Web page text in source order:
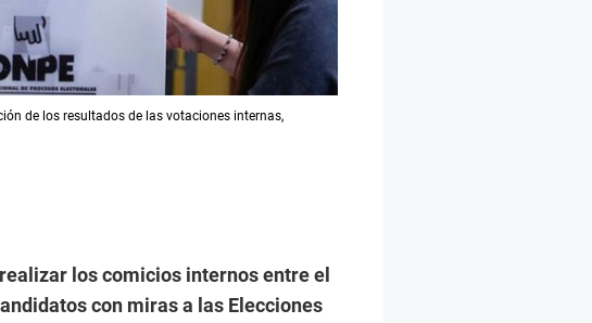
de los resultados de las votaciones internas,
los comicios internos entre el
con miras a las Elecciones